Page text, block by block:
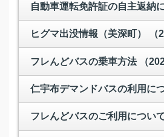
自動車運転免許証の自主返納
ヒグマ出没情報（美深町） （
フレんどバスの乗車方法 （
仁宇布デマンドバスの利用に
フレんどバスのご利用につい